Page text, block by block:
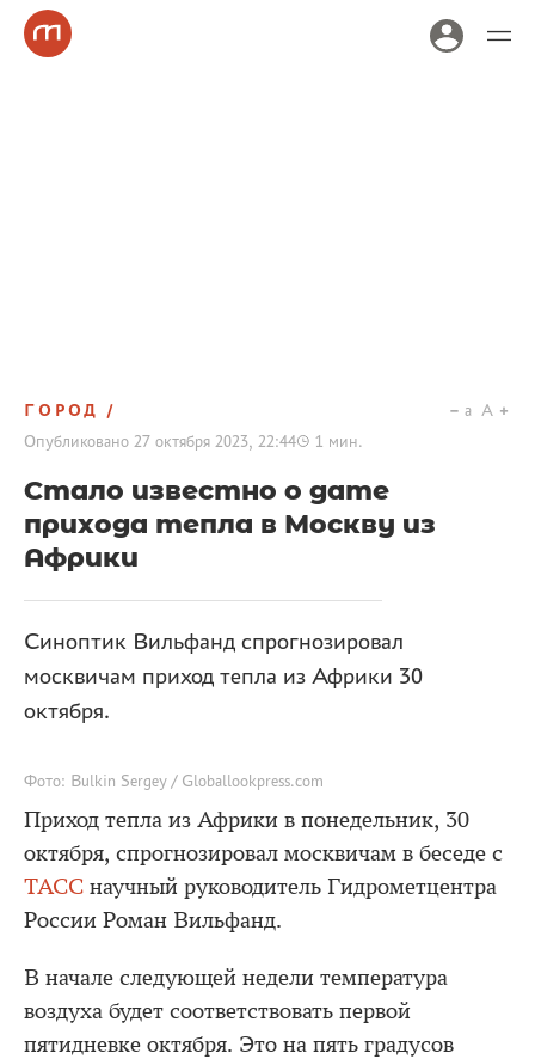
ГОРОД
Опубликовано 27 октября 2023, 22:44 1 мин.
a A
Стало известно о дате
прихода тепла в Москву из
Африки
Синоптик Вильфанд спрогнозировал
москвичам приход тепла из Африки 30
октября.
Фото: Bulkin Sergey / Globallookpress.com
Приход тепла из Африки в понедельник, 30
октября, спрогнозировал москвичам в беседе с
ТАСС научный руководитель Гидрометцентра
России Роман Вильфанд.
В начале следующей недели температура
воздуха будет соответствовать первой
пятидневке октября. Это на пять градусов